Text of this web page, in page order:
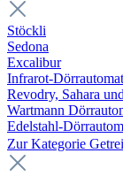
Stöckli
Sedona
Excalibur
Infrarot-Dörrautomat
Revodry, Sahara
Wartmann
Edelstahl-
Zur Kategorie